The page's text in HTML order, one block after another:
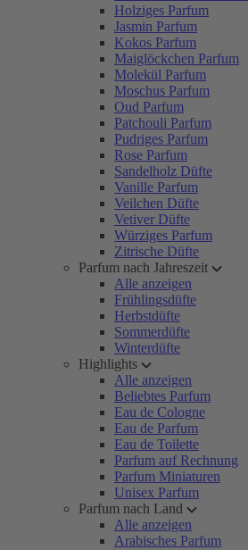
Holziges Parfum
Jasmin Parfum
Kokos Parfum
Maiglöckchen Parfum
Molekül Parfum
Moschus Parfum
Oud Parfum
Patchouli Parfum
Pudriges Parfum
Rose Parfum
Sandelholz Düfte
Vanille Parfum
Veilchen Düfte
Vetiver Düfte
Würziges Parfum
Zitrische Düfte
Parfum nach Jahreszeit
Alle anzeigen
Frühlingsdüfte
Herbstdüfte
Sommerdüfte
Winterdüfte
Highlights
Alle anzeigen
Beliebtes Parfum
Eau de Cologne
Eau de Parfum
Eau de Toilette
Parfum auf Rechnung
Parfum Miniaturen
Unisex Parfum
Parfum nach Land
Alle anzeigen
Arabisches Parfum